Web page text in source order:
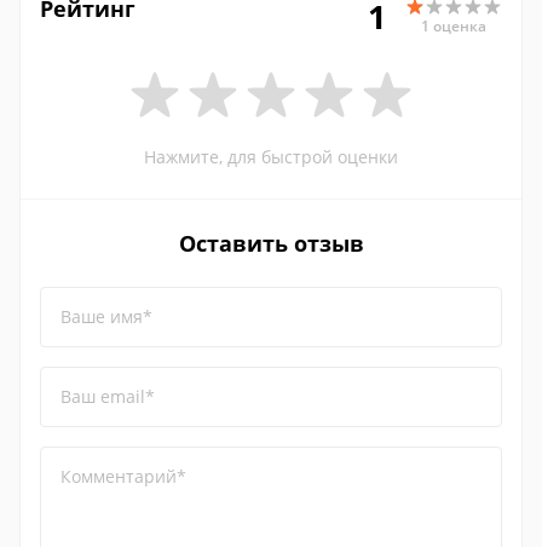
Рейтинг 1 1 оценка
Нажмите, для быстрой оценки
Оставить отзыв
Ваше имя*
Ваш email*
Комментарий*